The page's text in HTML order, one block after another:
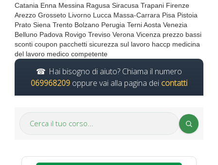
Catania Enna Messina Ragusa Siracusa Trapani Firenze
Arezzo Grosseto Livorno Lucca Massa-Carrara Pisa Pistoia
Prato Siena Trento Bolzano Perugia Terni Aosta Venezia
Belluno Padova Rovigo Treviso Verona Vicenza prezzo bassi
sconti coupon pacchetti sicurezza sul lavoro haccp medicina
del lavoro medico competente
Hai bisogno di aiuto? Chiama il numero
069968209 oppure vai alla pagina dei contatti